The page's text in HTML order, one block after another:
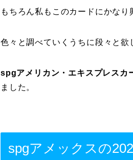
もちろん私もこのカードにかな
色々と調べていくうちに段々と欲
spgアメリカン・エキスプレスカ
ました。
spgアメックスの